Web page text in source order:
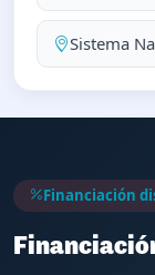
Sistema
Financiación